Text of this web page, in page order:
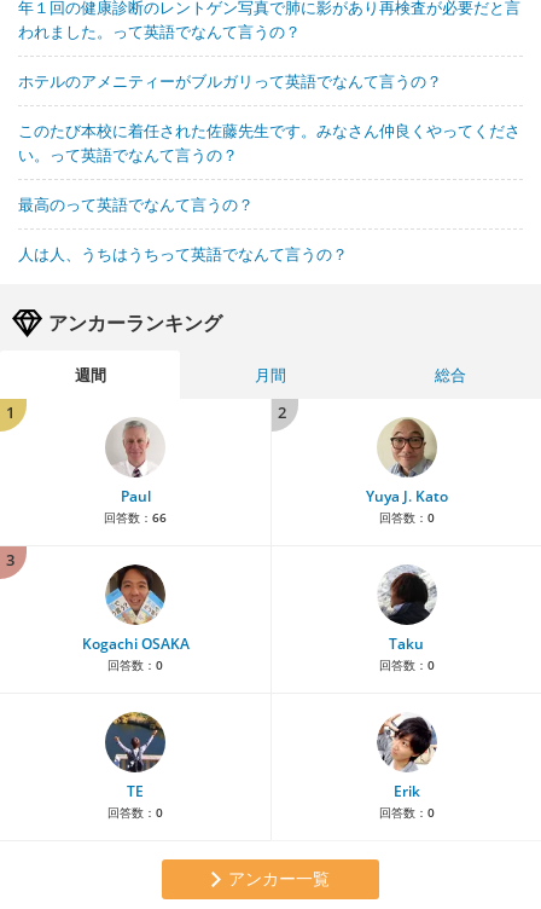
年１回の健康診断のレントゲン写真で肺に影があり再検査が必要だと言
われました。って英語でなんて言うの？
ホテルのアメニティーがブルガリって英語でなんて言うの？
このたび本校に着任された佐藤先生です。みなさん仲良くやってくださ
い。って英語でなんて言うの？
最高のって英語でなんて言うの？
人は人、うちはうちって英語でなんて言うの？
アンカーランキング
週間 月間
総合
1
Paul
回答数： 66
2
Yuya J. Kato
回答数： 0
3
Kogachi OSAKA
回答数： 0
Taku
回答数： 0
TE
回答数： 0
Erik
回答数： 0
アンカー一覧